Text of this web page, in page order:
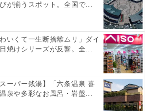
が揃うスポット。全国で...
いくて一生断捨離ムリ」ダイ
焼けシリーズが反響。全...
ーパー銭湯】「六条温泉 喜
泉や多彩なお風呂・岩盤...